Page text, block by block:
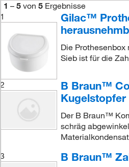
1 – 5 von 5 Ergebnisse
1
Gilac™
Die
Sieb ist für die
2
B Braun™
Kugelstopfer
Der B Braun™
schräg
3
B Braun™